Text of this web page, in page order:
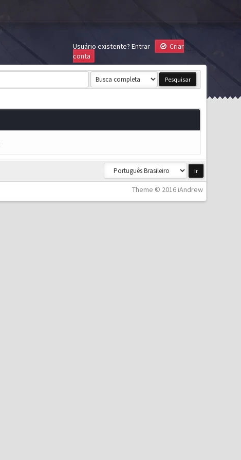
Usuário existente? Entrar
Criar
conta
Theme © 2016 iAndrew